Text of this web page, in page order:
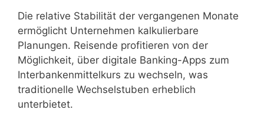
Die relative Stabilität der vergangenen Monate
ermöglicht Unternehmen kalkulierbare
Planungen. Reisende profitieren von der
Möglichkeit, über digitale Banking-Apps zum
Interbankenmittelkurs zu wechseln, was
traditionelle Wechselstuben erheblich
unterbietet.